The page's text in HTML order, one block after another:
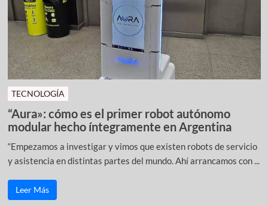
TECNOLOGÍA
“Aura»: cómo es el primer robot autónomo
modular hecho íntegramente en Argentina
“Empezamos a investigar y vimos que existen robots de servicio
y asistencia en distintas partes del mundo. Ahí arrancamos con ...
Leer Más